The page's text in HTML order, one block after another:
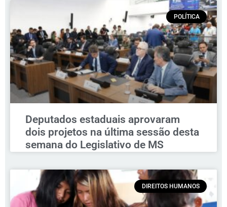
POLÍTICA
Deputados estaduais aprovaram
dois projetos na última sessão desta
semana do Legislativo de MS
DIREITOS HUMANOS